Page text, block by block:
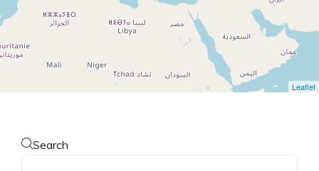
Leaflet
Search